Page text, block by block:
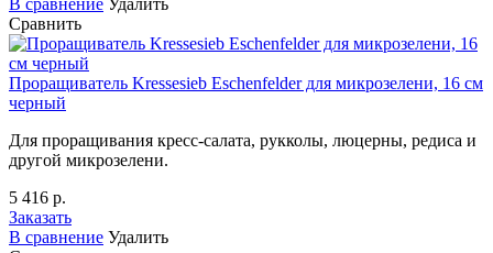
Сравнить
Проращиватель Kressesieb Eschenfelder для микрозелени, 16 см
черный
Для проращивания кресс-салата, рукколы, люцерны, редиса и
другой микрозелени.
5 416 р.
Заказать
В сравнение Удалить